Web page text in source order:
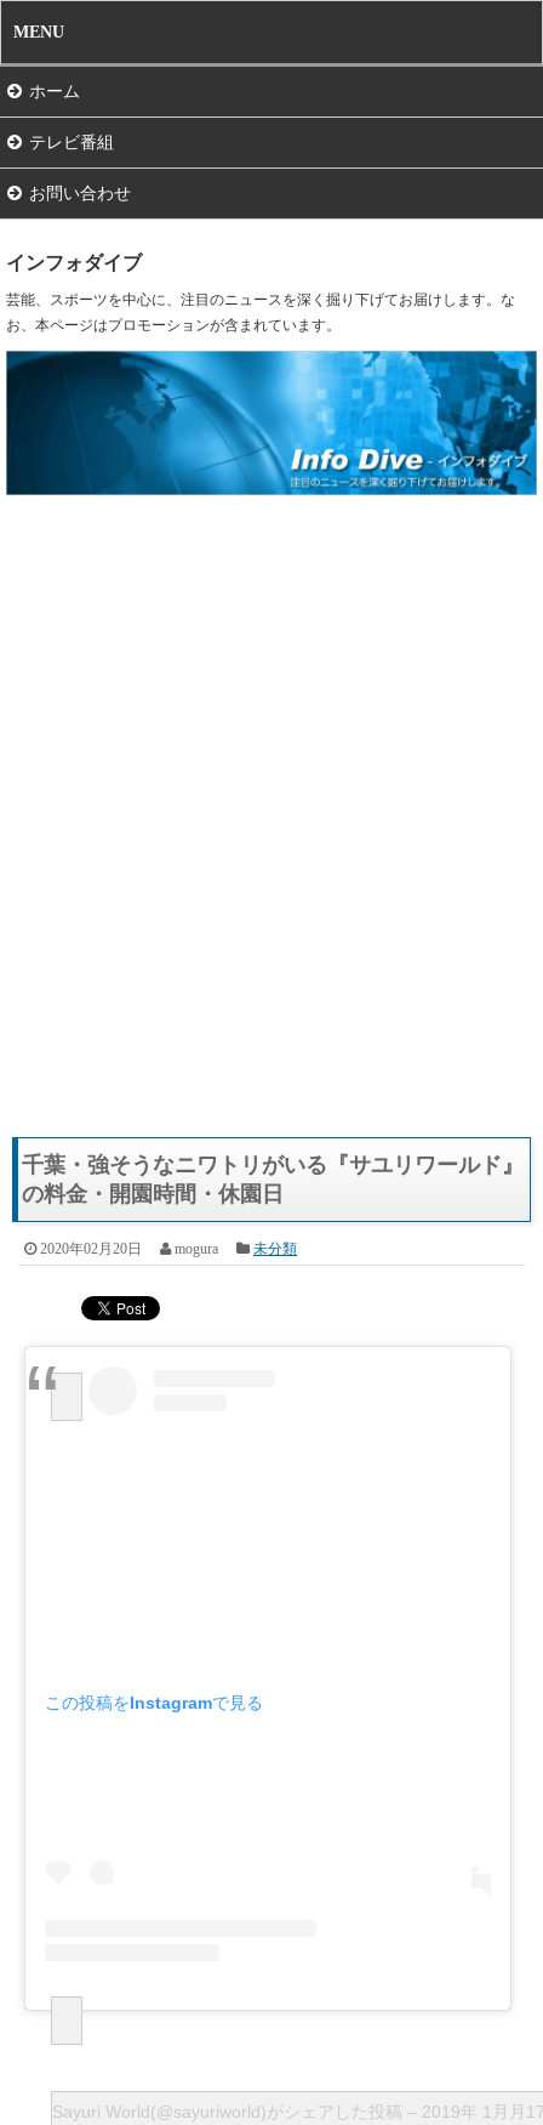
MENU
ホーム
テレビ番組
お問い合わせ
インフォダイブ
芸能、スポーツを中心に、注目のニュースを深く掘り下げてお届けします。な
お、本ページはプロモーションが含まれています。
千葉・強そうなニワトリがいる『サユリワールド』
の料金・開園時間・休園日
2020年02月20日 mogura 未分類
この投稿をInstagramで見る
Sayuri World(@sayuriworld)がシェアした投稿 – 2019年 1月月